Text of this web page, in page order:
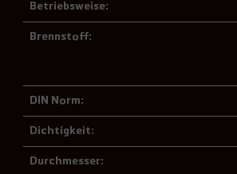
Betriebsweise:
Brennstoff:
DIN Norm:
Dichtigkeit:
Durchmesser: